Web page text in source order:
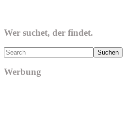
Wer suchet, der findet.
Search
Werbung